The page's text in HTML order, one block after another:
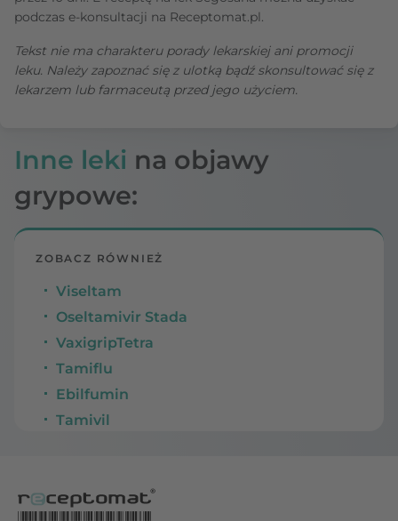
podczas e-konsultacji na Receptomat.pl.
Tekst nie ma charakteru porady lekarskiej ani promocji
leku. Należy zapoznać się z ulotką bądź skonsultować się z
lekarzem lub farmaceutą przed jego użyciem.
Inne leki na objawy
grypowe:
ZOBACZ RÓWNIEŻ
Viseltam
Oseltamivir Stada
VaxigripTetra
Tamiflu
Ebilfumin
Tamivil